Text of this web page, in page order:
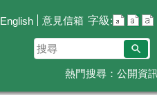
English 意見信箱 字級:
搜
尋
熱門搜尋： 公開資